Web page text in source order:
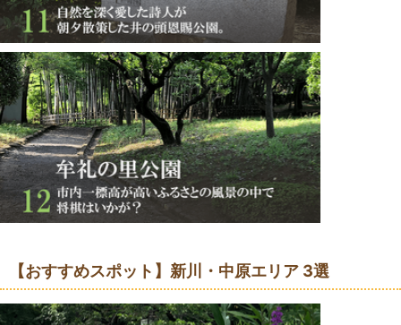
【おすすめスポット】新川・中原エリア 3選